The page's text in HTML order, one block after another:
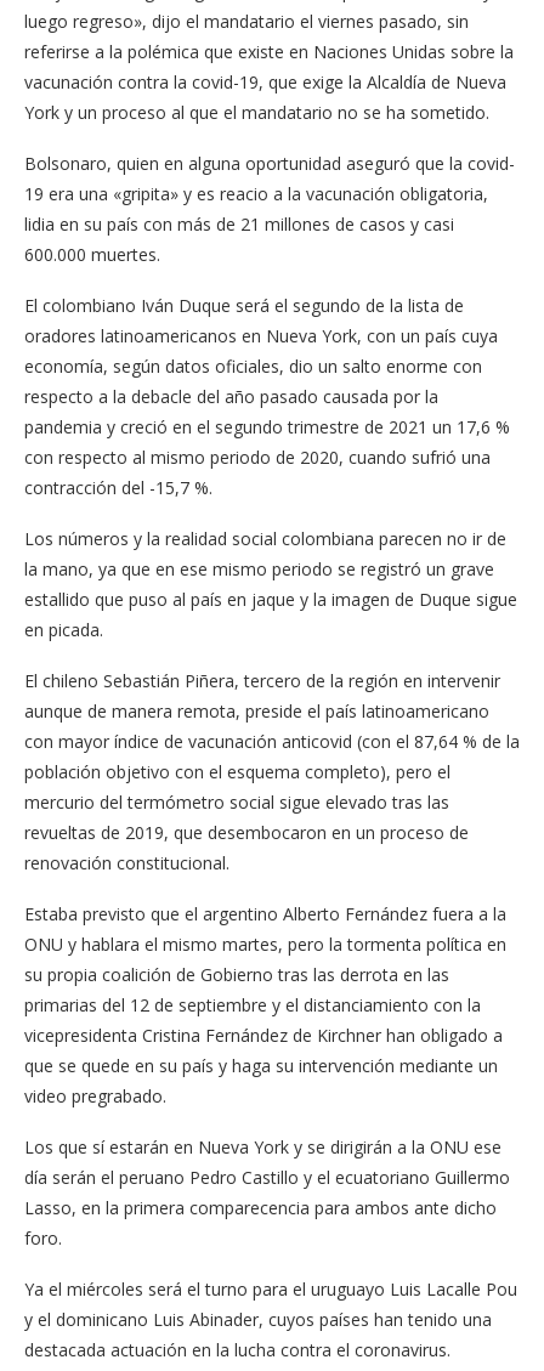
luego regreso», dijo el mandatario el viernes pasado, sin
referirse a la polémica que existe en Naciones Unidas sobre la
vacunación contra la covid-19, que exige la Alcaldía de Nueva
York y un proceso al que el mandatario no se ha sometido.
Bolsonaro, quien en alguna oportunidad aseguró que la covid-
19 era una «gripita» y es reacio a la vacunación obligatoria,
lidia en su país con más de 21 millones de casos y casi
600.000 muertes.
El colombiano Iván Duque será el segundo de la lista de
oradores latinoamericanos en Nueva York, con un país cuya
economía, según datos oficiales, dio un salto enorme con
respecto a la debacle del año pasado causada por la
pandemia y creció en el segundo trimestre de 2021 un 17,6 %
con respecto al mismo periodo de 2020, cuando sufrió una
contracción del -15,7 %.
Los números y la realidad social colombiana parecen no ir de
la mano, ya que en ese mismo periodo se registró un grave
estallido que puso al país en jaque y la imagen de Duque sigue
en picada.
El chileno Sebastián Piñera, tercero de la región en intervenir
aunque de manera remota, preside el país latinoamericano
con mayor índice de vacunación anticovid (con el 87,64 % de la
población objetivo con el esquema completo), pero el
mercurio del termómetro social sigue elevado tras las
revueltas de 2019, que desembocaron en un proceso de
renovación constitucional.
Estaba previsto que el argentino Alberto Fernández fuera a la
ONU y hablara el mismo martes, pero la tormenta política en
su propia coalición de Gobierno tras las derrota en las
primarias del 12 de septiembre y el distanciamiento con la
vicepresidenta Cristina Fernández de Kirchner han obligado a
que se quede en su país y haga su intervención mediante un
video pregrabado.
Los que sí estarán en Nueva York y se dirigirán a la ONU ese
día serán el peruano Pedro Castillo y el ecuatoriano Guillermo
Lasso, en la primera comparecencia para ambos ante dicho
foro.
Ya el miércoles será el turno para el uruguayo Luis Lacalle Pou
y el dominicano Luis Abinader, cuyos países han tenido una
destacada actuación en la lucha contra el coronavirus.